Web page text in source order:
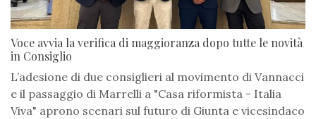
Voce avvia la verifica di maggioranza dopo tutte le novità
in Consiglio
L’adesione di due consiglieri al movimento di Vannacci
e il passaggio di Marrelli a "Casa riformista - Italia
Viva" aprono scenari sul futuro di Giunta e vicesindaco